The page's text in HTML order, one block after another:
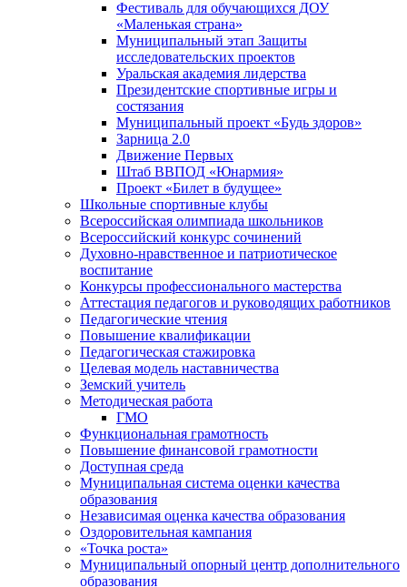
Фестиваль для обучающихся ДОУ
«Маленькая страна»
Муниципальный этап Защиты
исследовательских проектов
Уральская академия лидерства
Президентские спортивные игры и
состязания
Муниципальный проект «Будь здоров»
Зарница 2.0
Движение Первых
Штаб ВВПОД «Юнармия»
Проект «Билет в будущее»
Школьные спортивные клубы
Всероссийская олимпиада школьников
Всероссийский конкурс сочинений
Духовно-нравственное и патриотическое
воспитание
Конкурсы профессионального мастерства
Аттестация педагогов и руководящих работников
Педагогические чтения
Повышение квалификации
Педагогическая стажировка
Целевая модель наставничества
Земский учитель
Методическая работа
ГМО
Функциональная грамотность
Повышение финансовой грамотности
Доступная среда
Муниципальная система оценки качества
образования
Независимая оценка качества образования
Оздоровительная кампания
«Точка роста»
Муниципальный опорный центр дополнительного
образования